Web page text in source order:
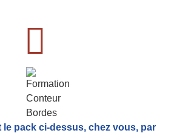
le pack ci-dessus, chez vous, par